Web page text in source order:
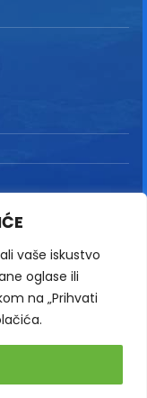
vaše iskustvo
oglase ili
na „Prihvati